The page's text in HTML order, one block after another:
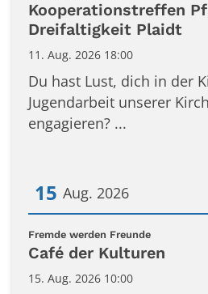
Kooperationstreffen
Dreifaltigkeit Plaidt
11. Aug. 2026 18:00
Du hast Lust, dich in der
Jugendarbeit unserer
engagieren? ...
15 Aug. 2026
Datum: 15. August 2026
Fremde werden Freunde:
Café der Kulturen
15. Aug. 2026 10:00